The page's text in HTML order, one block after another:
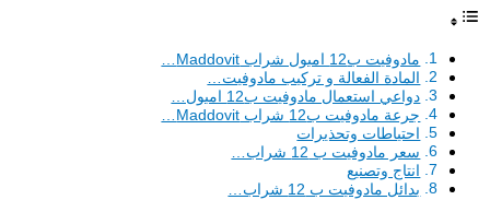
مادوفيت ب12 امبول شراب Maddovit…
المادة الفعالة و تركيب مادوفيت…
دواعي استعمال مادوفيت ب12 امبول…
جرعة مادوفيت ب12 شراب Maddovit…
احتياطات وتحذيرات
سعر مادوفيت ب 12 شراب…
انتاج وتصنيع
بدائل مادوفيت ب 12 شراب…